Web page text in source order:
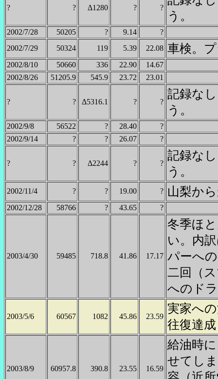
? ? Δ1280 ? ?
う。
2002/7/28 50205 ? 9.14
?
2002/7/29
50324 119 5.39 22.08 車検。
2002/8/10 50660 336 22.90
14.67
2002/8/26
51205.9 545.9 23.72 23.01
? ? Δ5316.1 ? ?
記録な
う。
2002/9/8 56522 ? 28.40
?
2002/9/14
? ? 26.07 ?
? ? Δ2244 ? ?
記録な
う。
2002/11/4 ? ? 19.00 ? 山梨か
2002/12/28 58766 ? 43.65 ?
2003/4/30 59485 718.8 41.86 17.17
冬季ほ
い。内
パーへ
二回（
へのド
2003/5/6 60567 1082 45.86 23.59
実家へ
往復達
2003/8/9 60957.8 390.8 23.55 16.59
給油時
せてし